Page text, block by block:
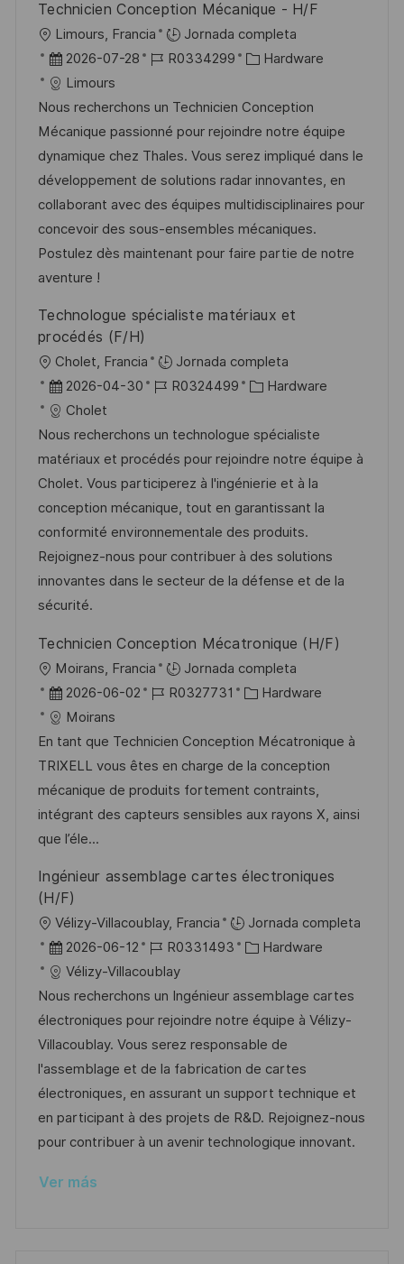
l
i
c
a
c
i
ó
n
Technicien Conception Mécanique - H/F
U
b
c
a
c
i
ó
n
Limours, Francia
Jornada completa
F
e
c
h
a
d
e
p
u
b
i
c
2026-07-28
I
d
e
e
m
p
l
e
R0334299
C
t
e
g
o
r
í
a
Hardware
Limours
Nous recherchons un Technicien Conception
Mécanique passionné pour rejoindre notre équipe
dynamique chez Thales. Vous serez impliqué dans le
développement de solutions radar innovantes, en
collaborant avec des équipes multidisciplinaires pour
concevoir des sous-ensembles mécaniques.
Postulez dès maintenant pour faire partie de notre
aventure !
Technologue spécialiste matériaux et
procédés (F/H)
U
b
c
a
c
i
ó
n
Cholet, Francia
Jornada completa
F
e
c
h
a
d
e
p
u
b
i
c
a
c
i
ó
n
2026-04-30
I
d
e
e
m
p
l
e
R0324499
C
t
e
g
o
r
í
a
Hardware
Cholet
Nous recherchons un technologue spécialiste
matériaux et procédés pour rejoindre notre équipe à
Cholet. Vous participerez à l'ingénierie et à la
conception mécanique, tout en garantissant la
conformité environnementale des produits.
Rejoignez-nous pour contribuer à des solutions
innovantes dans le secteur de la défense et de la
sécurité.
Technicien Conception Mécatronique (H/F)
U
b
c
a
c
i
ó
Moirans, Francia
Jornada completa
F
e
c
h
a
d
e
u
i
c
2026-06-02
I
d
e
e
m
e
R0327731
C
t
e
g
o
a
Hardware
Moirans
En tant que Technicien Conception Mécatronique à
TRIXELL vous êtes en charge de la conception
mécanique de produits fortement contraints,
intégrant des capteurs sensibles aux rayons X, ainsi
que l’éle...
Ingénieur assemblage cartes électroniques
(H/F)
U
b
c
a
c
i
ó
n
Vélizy-Villacoublay, Francia
Jornada completa
F
e
c
h
a
d
e
p
u
l
2026-06-12
I
D
d
e
e
m
p
l
e
R0331493
C
t
e
g
o
r
í
a
Hardware
Vélizy-Villacoublay
Nous recherchons un Ingénieur assemblage cartes
électroniques pour rejoindre notre équipe à Vélizy-
Villacoublay. Vous serez responsable de
l'assemblage et de la fabrication de cartes
électroniques, en assurant un support technique et
en participant à des projets de R&D. Rejoignez-nous
pour contribuer à un avenir technologique innovant.
Ver más